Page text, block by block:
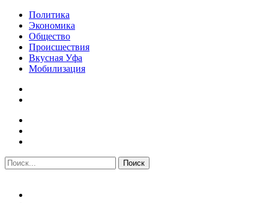
Политика
Экономика
Общество
Происшествия
Вкусная Уфа
Мобилизация